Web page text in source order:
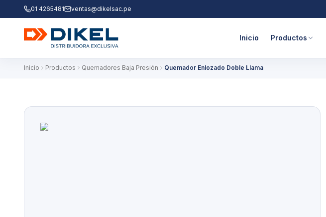
01 4265481 ventas@dikelsac.pe
Inicio Productos
Inicio Productos Quemadores Baja Presión Quemador Enlozado Doble Llama